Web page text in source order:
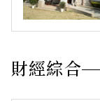
財經綜合